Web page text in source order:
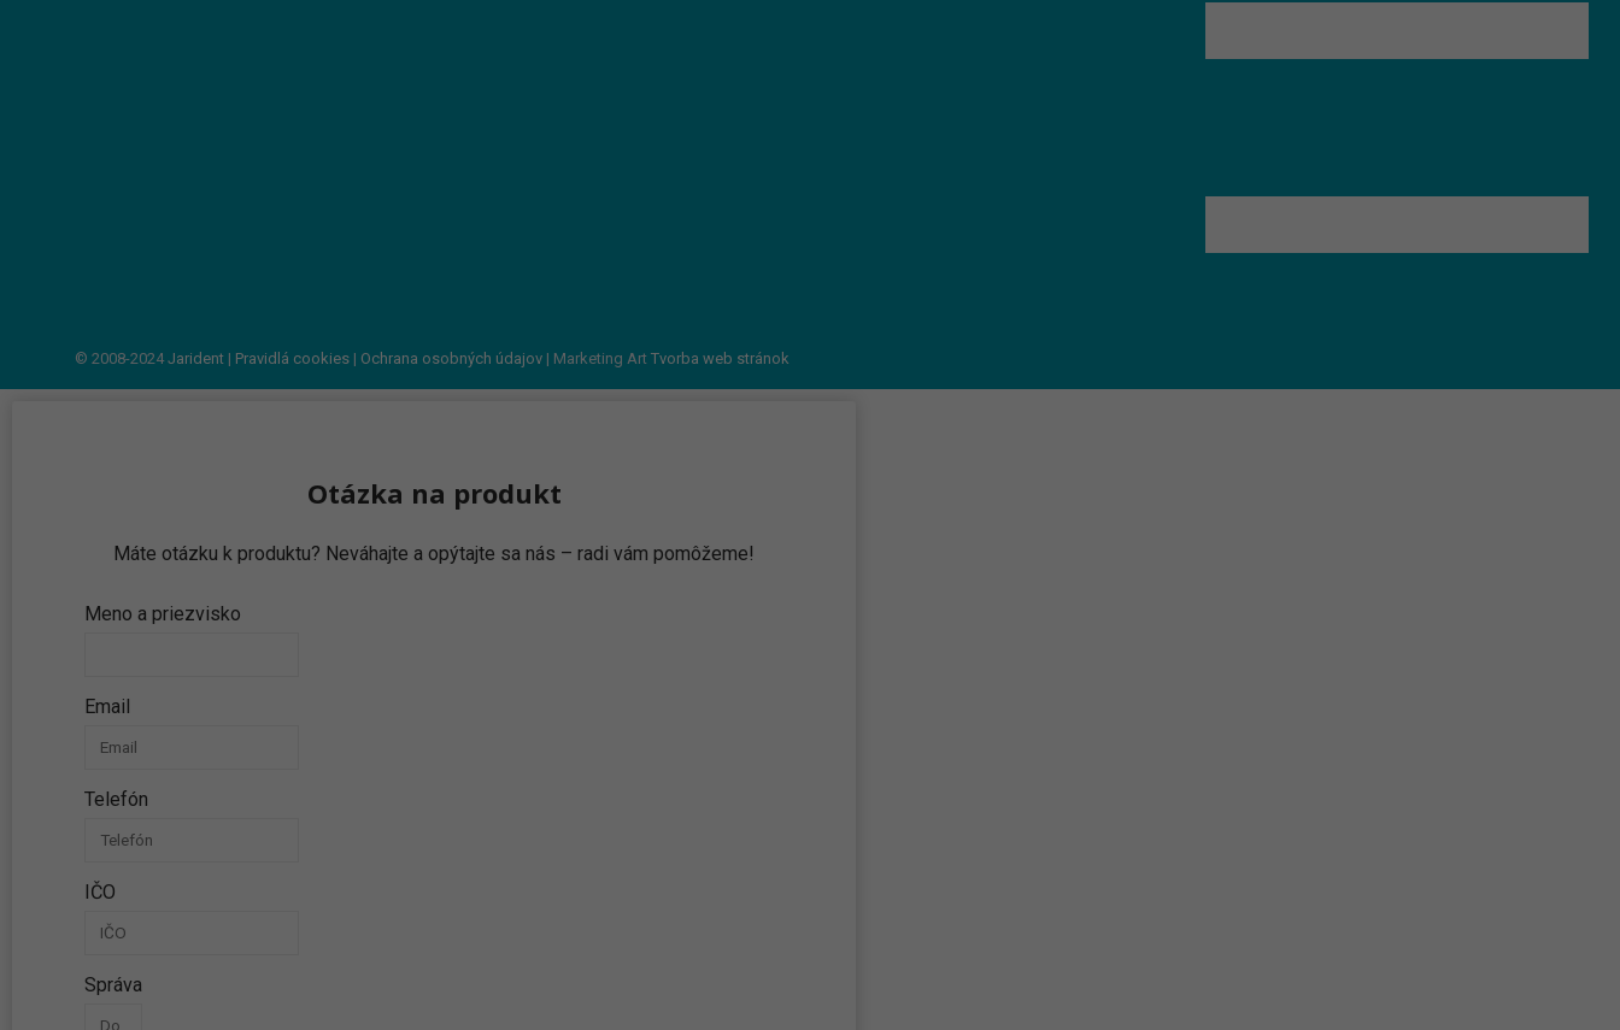
© 2008-2024Jarident | Pravidlá cookies | Ochrana osobných údajov | Marketing Art Tvorba web stránok
Otázka na produkt
Máte otázku k produktu? Neváhajte a opýtajte sa nás – radi vám pomôžeme!
Meno a priezvisko
Email
Telefón
IČO
Správa